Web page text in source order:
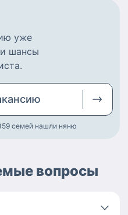
уже
шансы
.
семей нашли няню
вопросы